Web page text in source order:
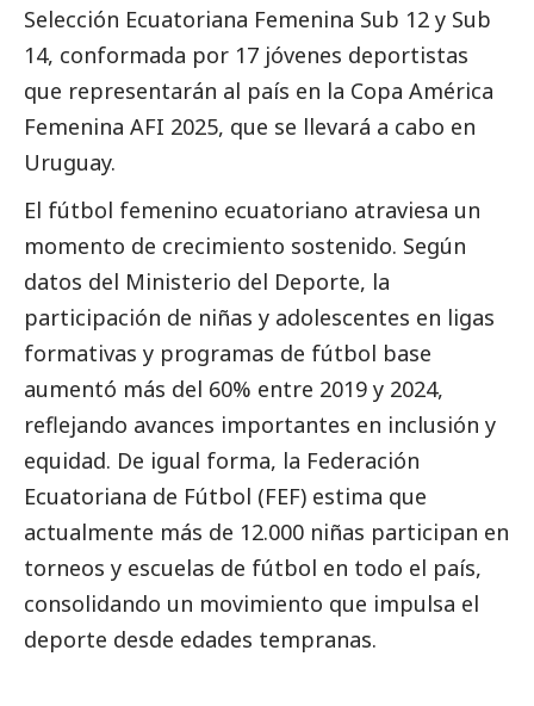
Selección Ecuatoriana Femenina Sub 12 y Sub
14, conformada por 17 jóvenes deportistas
que representarán al país en la Copa América
Femenina AFI 2025, que se llevará a cabo en
Uruguay.
El fútbol femenino ecuatoriano atraviesa un
momento de crecimiento sostenido. Según
datos del Ministerio del Deporte, la
participación de niñas y adolescentes en ligas
formativas y programas de fútbol base
aumentó más del 60% entre 2019 y 2024,
reflejando avances importantes en inclusión y
equidad. De igual forma, la Federación
Ecuatoriana de Fútbol (FEF) estima que
actualmente más de 12.000 niñas participan en
torneos y escuelas de fútbol en todo el país,
consolidando un movimiento que impulsa el
deporte desde edades tempranas.